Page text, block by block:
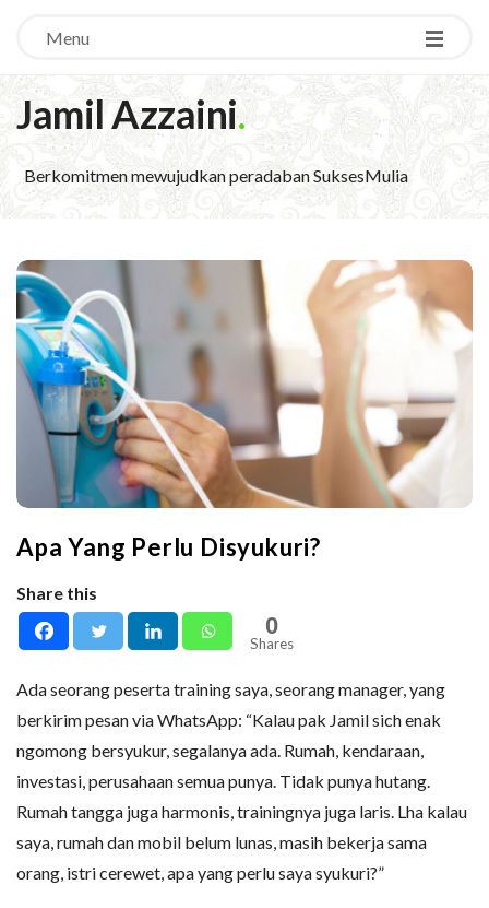
Menu
Jamil Azzaini.
Berkomitmen mewujudkan peradaban SuksesMulia
Apa Yang Perlu Disyukuri?
Share this
0
Shares
Ada seorang peserta training saya, seorang manager, yang
berkirim pesan via WhatsApp: “Kalau pak Jamil sich enak
ngomong bersyukur, segalanya ada. Rumah, kendaraan,
investasi, perusahaan semua punya. Tidak punya hutang.
Rumah tangga juga harmonis, trainingnya juga laris. Lha kalau
saya, rumah dan mobil belum lunas, masih bekerja sama
orang, istri cerewet, apa yang perlu saya syukuri?”